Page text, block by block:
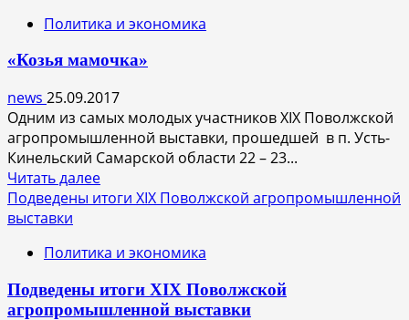
В
будет
агропарк
Политика и экономика
«Козья мамочка»
news 25.09.2017
Одним из самых молодых участников XIX Поволжской
агропромышленной выставки, прошедшей в п. Усть-
Кинельский Самарской области 22 – 23...
Читать далееПрочитать
больше
мамочка»
Подведены итоги XIX Поволжской агропромышленной
выставки
Политика и экономика
Подведены итоги XIX Поволжской
агропромышленной выставки